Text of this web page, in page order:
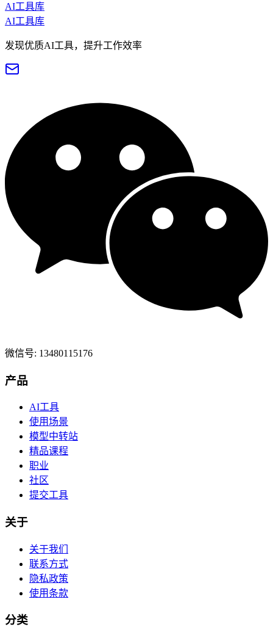
AI工具库
AI工具库
发现优质AI工具，提升工作效率
微信号: 13480115176
产品
AI工具
使用场景
模型中转站
精品课程
职业
社区
提交工具
关于
关于我们
联系方式
隐私政策
使用条款
分类